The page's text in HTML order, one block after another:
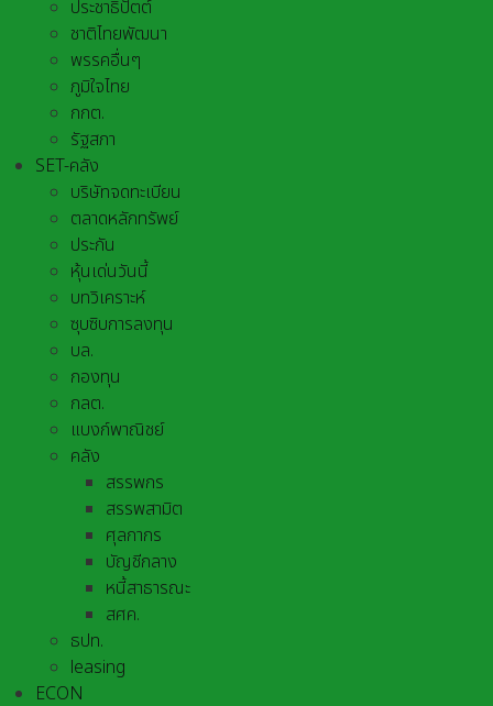
ประชาธิปัตต์
ชาติไทยพัฒนา
พรรคอื่นๆ
ภูมิใจไทย
กกต.
รัฐสภา
SET-คลัง
บริษัทจดทะเบียน
ตลาดหลักทรัพย์
ประกัน
หุ้นเด่นวันนี้
บทวิเคราะห์
ซุบซิบการลงทุน
บล.
กองทุน
กลต.
แบงก์พาณิชย์
คลัง
สรรพกร
สรรพสามิต
ศุลกากร
บัญชีกลาง
หนี้สาธารณะ
สศค.
ธปท.
leasing
ECON